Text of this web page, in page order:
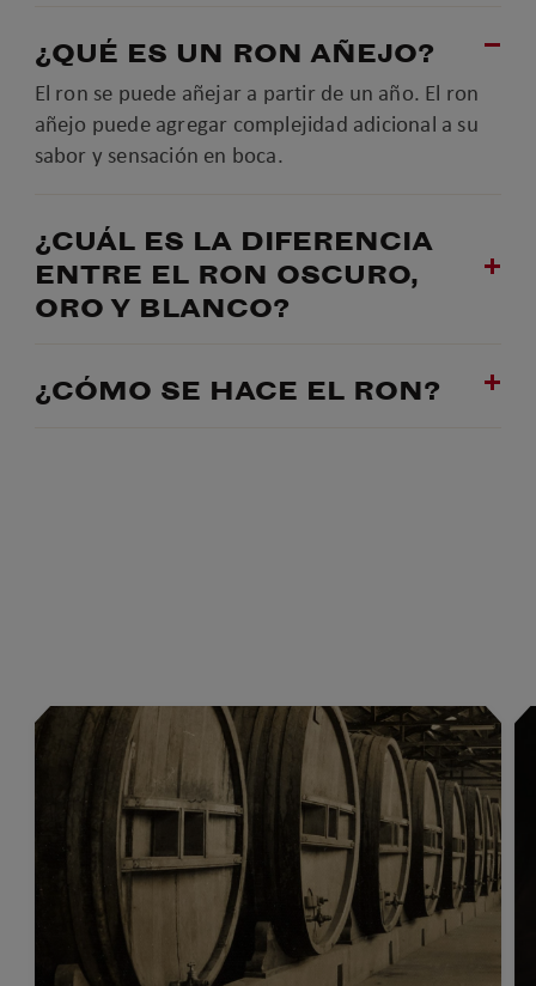
¿QUÉ ES UN RON AÑEJO?
El ron se puede añejar a partir de un año. El ron
añejo puede agregar complejidad adicional a su
sabor y sensación en boca.
¿CUÁL ES LA DIFERENCIA
ENTRE EL RON OSCURO,
ORO Y BLANCO?
¿CÓMO SE HACE EL RON?